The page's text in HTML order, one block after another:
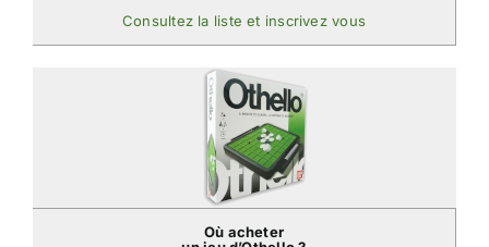
Consultez la liste et inscrivez vous
Où acheter